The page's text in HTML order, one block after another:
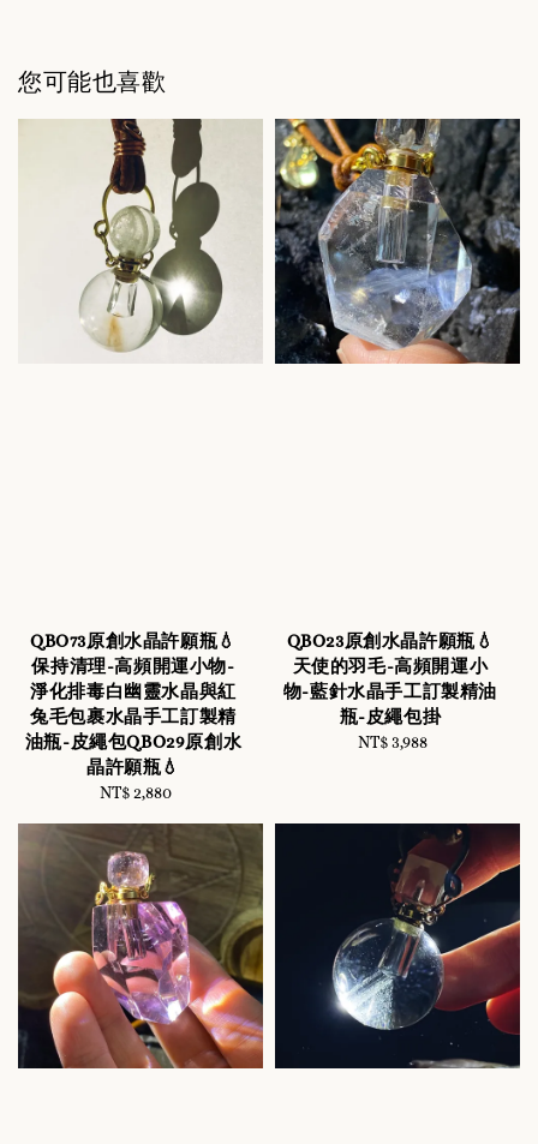
您可能也喜歡
QBO73原創水晶許願瓶💧
保持清理-高頻開運小物-
淨化排毒白幽靈水晶與紅
兔毛包裹水晶手工訂製精
油瓶-皮繩包QBO29原創水
晶許願瓶💧
Regular
NT$ 2,880
QBO23原創水晶許願瓶💧
天使的羽毛-高頻開運小
物-藍針水晶手工訂製精油
瓶-皮繩包掛
Regular
NT$ 3,988